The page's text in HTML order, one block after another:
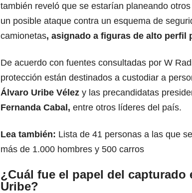
también reveló que se estarían planeando
un posible ataque contra un esquema de
camionetas, asignado a figuras de alto perfil
De acuerdo con fuentes consultadas por W
protección están destinados a custodiar a
Álvaro Uribe Vélez y las precandidatas
Fernanda Cabal , entre otros líderes del país.
Lea también: Lista de 41 personas a las que
más de 1.000 hombres y 500 carros
¿Cuál fue el papel del capturado
Uribe?